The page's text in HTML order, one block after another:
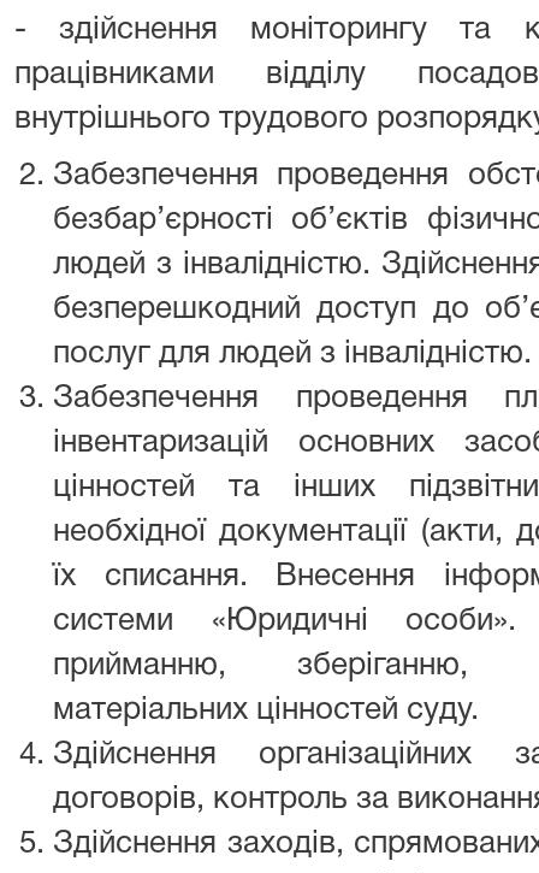
- здійснення моніторингу та
працівниками відділу
внутрішнього трудового
Забезпечення проведення
безбар’єрності об’єктів
людей з інвалідністю.
безперешкодний доступ до
послуг для людей з інвалідністю.
Забезпечення проведення
інвентаризацій основних
цінностей та інших
необхідної документації (акти,
їх списання. Внесення
системи «Юридичні
прийманню, зберіганню,
матеріальних цінностей суду.
Здійснення
договорів, контроль за
Здійснення заходів,